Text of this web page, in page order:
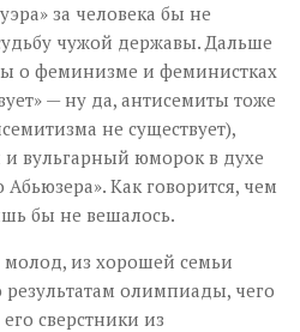
за человека бы не
чужой державы. Дальше
о феминизме и феминистках
— ну да, антисемиты тоже
не существует),
вульгарный юморок в духе
Как говорится, чем
бы не вешалось.
из хорошей семьи
олимпиады, чего
сверстники из